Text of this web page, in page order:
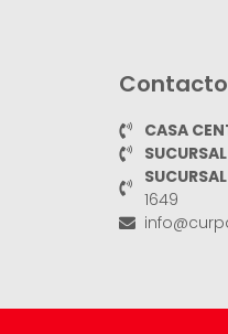
Contacto
CASA
1649